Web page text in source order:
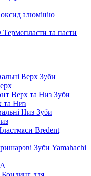
алюмінію
Термопласти та пасти
Зуби
Зуби
та Низ
Зуби
Bredent
Зуби Yamahachi
Бондинг для